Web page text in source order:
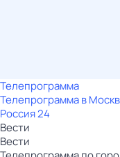
Телепрограмма
Телепрограмма в
Россия 24
Вести
Вести